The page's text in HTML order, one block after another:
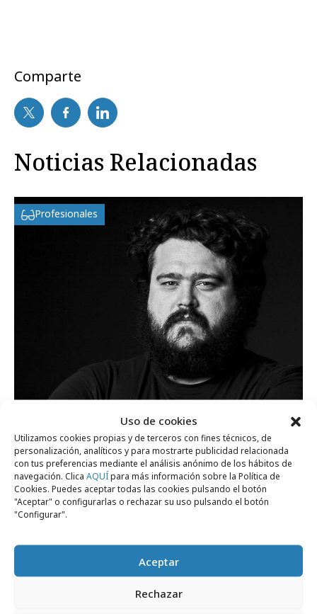
Uso de cookies
Utilizamos cookies propias y de terceros con fines técnicos, de
personalización, analíticos y para mostrarte publicidad relacionada
con tus preferencias mediante el análisis anónimo de los hábitos de
navegación. Clica AQUÍpara más información sobre la Política de
Cookies. Puedes aceptar todas las cookies pulsando el botón
"Aceptar" o configurarlas o rechazar su uso pulsando el botón
"Configurar".
Aceptar
Rechazar
Comparte
Noticias Relacionadas
Profesionales
miércoles, 31 de mayo 2023
Juan De Dios, Deputy del Data Council de